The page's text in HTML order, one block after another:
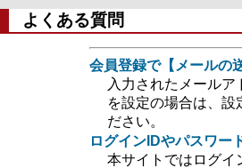
よくある質問
会員登録で【メールの
入力されたメール
を設定の場合は、
ださい。
ログインIDやパスワー
本サイトではログイ